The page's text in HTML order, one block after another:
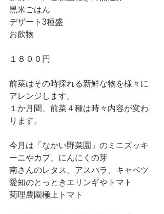
黒米ごはん
デザート3種盛
お飲物
１８００円
前菜はその時採れる新鮮な物を様々に
アレンジします。
１か月間、前菜４種は時々内容が変わ
ります。
今月は「なかい野菜園」のミニズッキ
ーニやカブ、にんにくの芽
南さんのレタス、アスパラ、キャベツ
愛知のとっときエリンギやトマト
菊理農園極上トマト